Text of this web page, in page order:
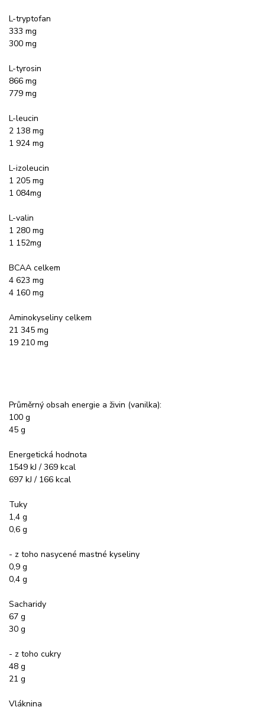
L-tryptofan
333 mg
300 mg
L-tyrosin
866 mg
779 mg
L-leucin
2 138 mg
1 924 mg
L-izoleucin
1 205 mg
1 084mg
L-valin
1 280 mg
1 152mg
BCAA celkem
4 623 mg
4 160 mg
Aminokyseliny celkem
21 345 mg
19 210 mg
Průměrný obsah energie a živin (vanilka):
100 g
45 g
Energetická hodnota
1549 kJ / 369 kcal
697 kJ / 166 kcal
Tuky
1,4 g
0,6 g
- z toho nasycené mastné kyseliny
0,9 g
0,4 g
Sacharidy
67 g
30 g
- z toho cukry
48 g
21 g
Vláknina